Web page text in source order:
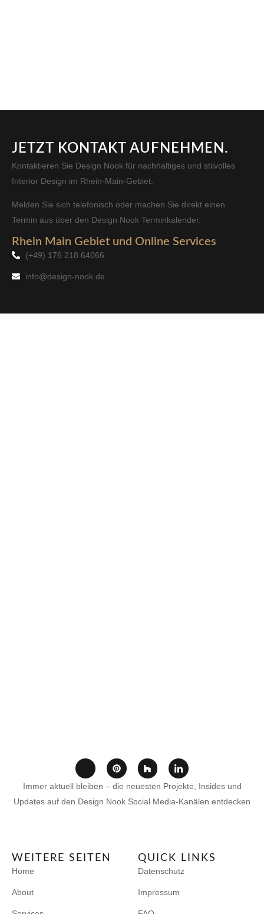
JETZT KONTAKT AUFNEHMEN.
Kontaktieren Sie Design Nook für nachhaltiges und stilvolles
Interior Design im Rhein-Main-Gebiet.
Melden Sie sich telefonisch oder machen Sie direkt einen
Termin aus über den Design Nook Terminkalender.
Rhein Main Gebiet und Online Services
(+49) 176 218 64066
info@design-nook.de
Immer aktuell bleiben – die neuesten Projekte, Insides und
Updates auf den Design Nook Social Media-Kanälen entdecken
WEITERE SEITEN
Home
About
QUICK LINKS
Datenschutz
Impressum